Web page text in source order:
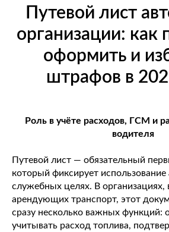
Путевой лист
организации: как
оформить и
штрафов в
Роль в учёте расходов, ГСМ и
водителя
Путевой лист — обязательный
который фиксирует
служебных целях. В
арендующих транспорт, этот
сразу несколько важных функций:
учитывать расход топлива,